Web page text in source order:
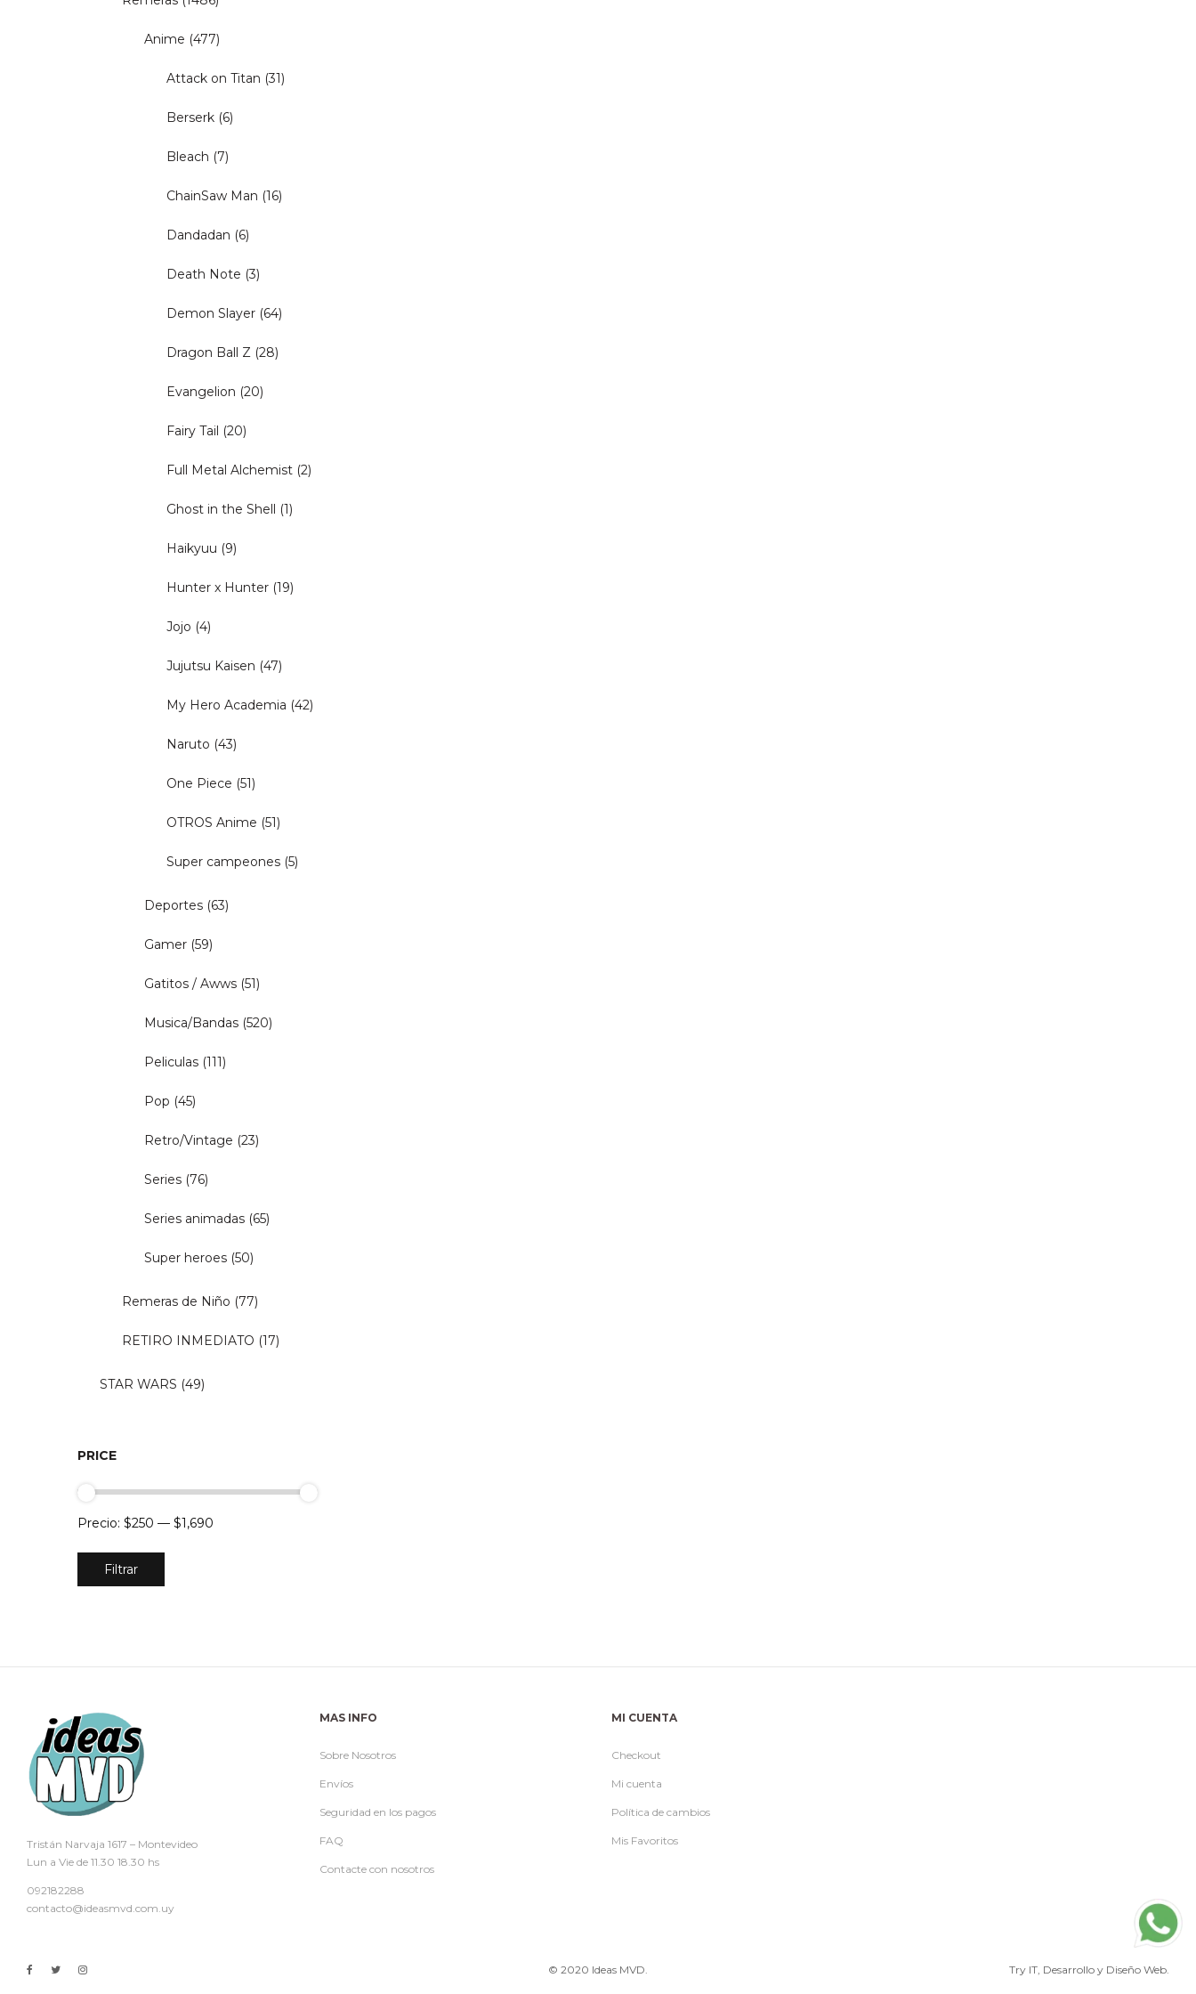
Anime (477)
Attack on Titan (31)
Berserk (6)
Bleach (7)
ChainSaw Man (16)
Dandadan (6)
Death Note (3)
Demon Slayer (64)
Dragon Ball Z (28)
Evangelion (20)
Fairy Tail (20)
Full Metal Alchemist (2)
Ghost in the Shell (1)
Haikyuu (9)
Hunter x Hunter (19)
Jojo (4)
Jujutsu Kaisen (47)
My Hero Academia (42)
Naruto (43)
One Piece (51)
OTROS Anime (51)
Super campeones (5)
Deportes (63)
Gamer (59)
Gatitos / Awws (51)
Musica/Bandas (520)
Peliculas (111)
Pop (45)
Retro/Vintage (23)
Series (76)
Series animadas (65)
Super heroes (50)
Remeras de Niño (77)
RETIRO INMEDIATO (17)
STAR WARS (49)
PRICE
Precio
mínimo
Precio
máximo
Filtrar
Precio: $250 — $1,690
Tristán Narvaja 1617 – Montevideo
Lun a Vie de 11.30 18.30 hs
092182288
contacto@ideasmvd.com.uy
MAS INFO
Sobre Nosotros
Envíos
Seguridad en los pagos
FAQ
Contacte con nosotros
MI CUENTA
Checkout
Mi cuenta
Política de cambios
Mis Favoritos
© 2020 Ideas MVD. Try IT, Desarrollo y Diseño Web.